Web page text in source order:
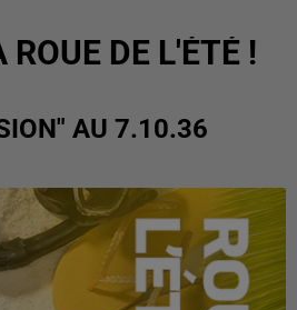
DE L'ÉTÉ !
AU 7.10.36